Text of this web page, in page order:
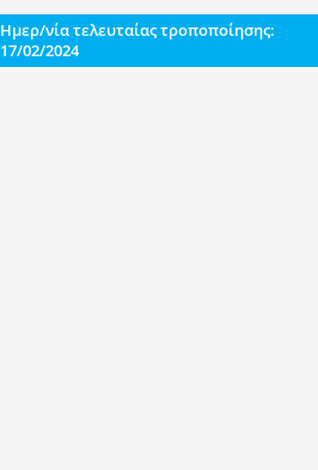
Ημερ/νία τελευταίας τροποποίησης:
17/02/2024